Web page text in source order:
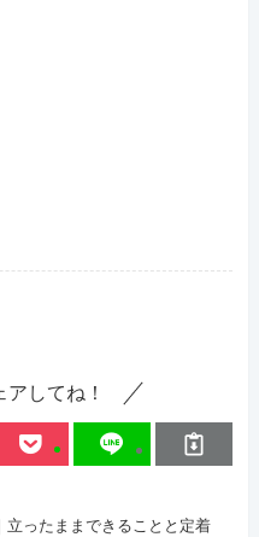
してね！
立ったままできることと定着